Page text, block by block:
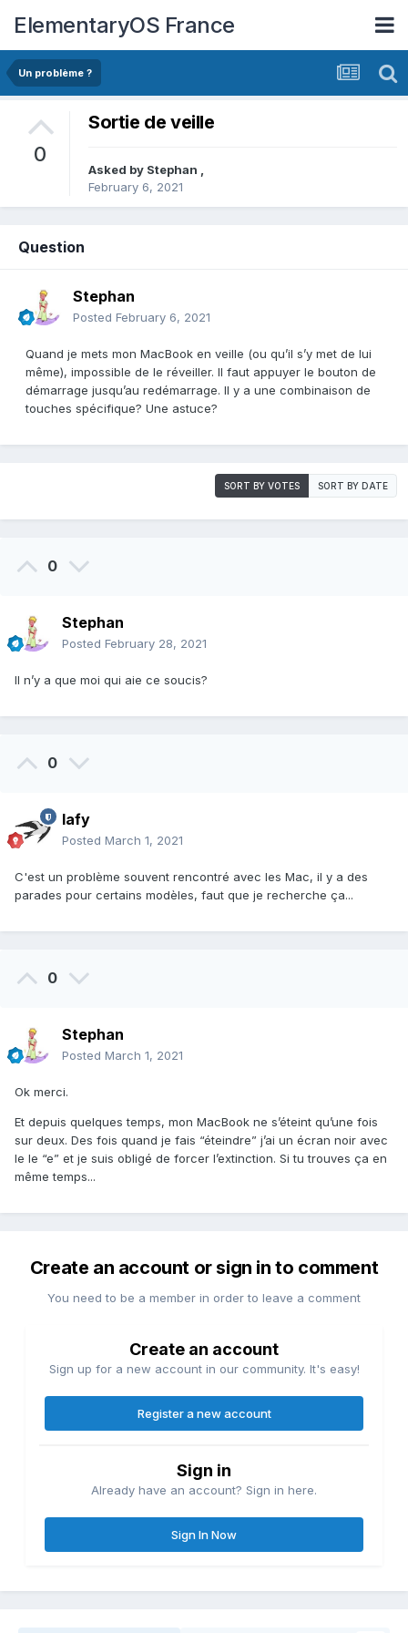
ElementaryOS France
Un problème ?
0
Sortie de veille
Asked by Stephan ,
February 6, 2021
Question
Stephan
Posted February 6, 2021
Quand je mets mon MacBook en veille (ou qu’il s’y met de lui
même), impossible de le réveiller. Il faut appuyer le bouton de
démarrage jusqu’au redémarrage. Il y a une combinaison de
touches spécifique? Une astuce?
SORT BY VOTES SORT BY DATE
0
Stephan
Posted February 28, 2021
Il n’y a que moi qui aie ce soucis?
0
lafy
Posted March 1, 2021
C'est un problème souvent rencontré avec les Mac, il y a des
parades pour certains modèles, faut que je recherche ça...
0
Stephan
Posted March 1, 2021
Ok merci.
Et depuis quelques temps, mon MacBook ne s’éteint qu’une fois
sur deux. Des fois quand je fais “éteindre” j’ai un écran noir avec
le le “e” et je suis obligé de forcer l’extinction. Si tu trouves ça en
même temps...
Create an account or sign in to comment
You need to be a member in order to leave a comment
Create an account
Sign up for a new account in our community. It's easy!
Register a new account
Sign in
Already have an account? Sign in here.
Sign In Now